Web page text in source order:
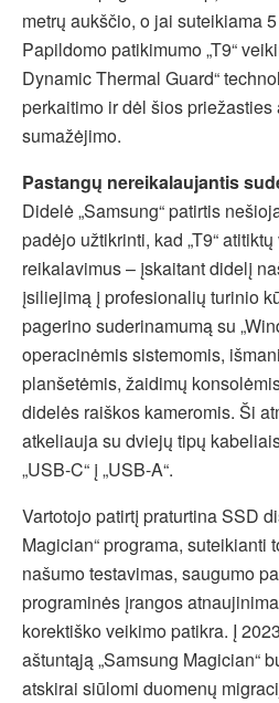
metrų aukščio, o jai suteikiama
Papildomo patikimumo „T9“
Dynamic Thermal Guard“
perkaitimo ir dėl šios
sumažėjimo.
Pastangų nereikalaujantis
Didelė „Samsung“ patirtis
padėjo užtikrinti, kad „T9“
reikalavimus – įskaitant didelį
įsiliejimą į profesionalių turinio
pagerino suderinamumą su
operacinėmis sistemomis,
planšetėmis, žaidimų
didelės raiškos kameromis. Ši
atkeliauja su dviejų tipų
„USB-C“ į „USB-A“.
Vartotojo patirtį praturtina SSD
Magician“ programa, suteikianti
našumo testavimas, saugumo
programinės įrangos
korektiško veikimo patikra. Į
aštuntąją „Samsung Magician“
atskirai siūlomi duomenų